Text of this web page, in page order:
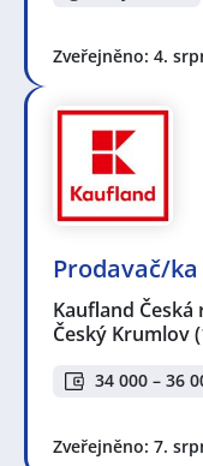
Zveřejněno: 4.
Prodavač/
Kaufland
Český Krumlov
34 000 – 36
Zveřejněno: 7.